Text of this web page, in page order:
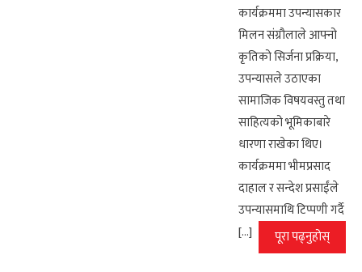
कार्यक्रममा उपन्यासकार
मिलन संग्रौलाले आफ्नो
कृतिको सिर्जना प्रक्रिया,
उपन्यासले उठाएका
सामाजिक विषयवस्तु तथा
साहित्यको भूमिकाबारे
धारणा राखेका थिए।
कार्यक्रममा भीमप्रसाद
दाहाल र सन्देश प्रसाईंले
उपन्यासमाथि टिप्पणी गर्दै
[…]
पूरा पढ्नुहोस्